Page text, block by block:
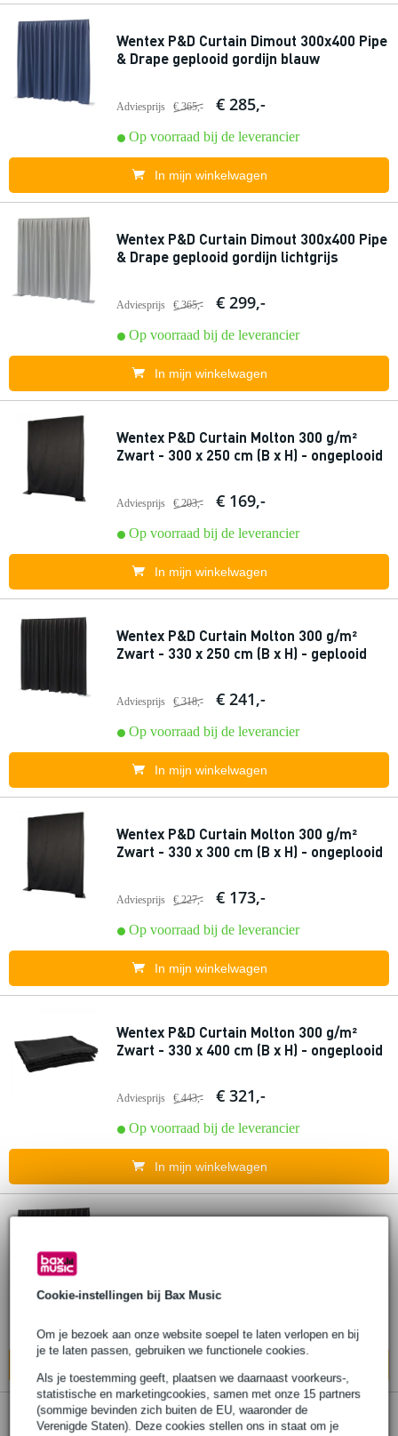
Cookie-instellingen bij Bax Music
Om je bezoek aan onze website soepel te laten verlopen en bij
je te laten passen, gebruiken we functionele cookies.
Als je toestemming geeft, plaatsen we daarnaast voorkeurs-,
statistische en marketingcookies, samen met onze 15 partners
(sommige bevinden zich buiten de EU, waaronder de
Verenigde Staten). Deze cookies stellen ons in staat om je
Wentex P&D Curtain Dimout 300x400 Pipe
& Drape geplooid gordijn blauw
Adviesprijs € 365,- € 285,-
Op voorraad bij de leverancier
In mijn winkelwagen
Wentex P&D Curtain Dimout 300x400 Pipe
& Drape geplooid gordijn lichtgrijs
Adviesprijs € 365,- € 299,-
Op voorraad bij de leverancier
In mijn winkelwagen
Wentex P&D Curtain Molton 300 g/m²
Zwart - 300 x 250 cm (B x H) - ongeplooid
Adviesprijs € 203,- € 169,-
Op voorraad bij de leverancier
In mijn winkelwagen
Wentex P&D Curtain Molton 300 g/m²
Zwart - 330 x 250 cm (B x H) - geplooid
Adviesprijs € 318,- € 241,-
Op voorraad bij de leverancier
In mijn winkelwagen
Wentex P&D Curtain Molton 300 g/m²
Zwart - 330 x 300 cm (B x H) - ongeplooid
Adviesprijs € 227,- € 173,-
Op voorraad bij de leverancier
In mijn winkelwagen
Wentex P&D Curtain Molton 300 g/m²
Zwart - 330 x 400 cm (B x H) - ongeplooid
Adviesprijs € 443,- € 321,-
Op voorraad bij de leverancier
In mijn winkelwagen
Adviesprijs € 335,- € 258,-
Op voorraad bij de leverancier
Wentex P&D Curtain Molton 300 g/m²